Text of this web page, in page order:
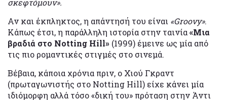
σκεφτόμουν».
Αν και έκπληκτος, η απάντησή του είναι «Groovy».
Κάπως έτσι, η παράλληλη ιστορία στην ταινία«Μια
βραδιά στο Notting Hill» (1999) έμεινε ως μία από
τις πιο ρομαντικές στιγμές στο σινεμά.
Βέβαια, κάποια χρόνια πριν, ο Χιού Γκραντ
(πρωταγωνιστής στο Notting Hill) είχε κάνει μία
ιδιόμορφη αλλά τόσο «δική του» πρόταση στην Άντι